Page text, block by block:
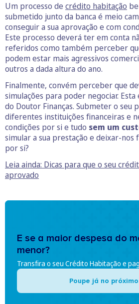
Um processo de crédito habitação
submetido junto da banca é meio
conseguir a sua aprovação e com
Este processo deverá ter em conta
referidos como também perceber
podem estar mais agressivos
outros a dada altura do ano.
Finalmente, convém perceber que
simulações para poder negociar. Esta
do Doutor Finanças. Submeter o seu
diferentes instituições financeiras e
condições por si e tudo sem um
simular a sua prestação e deixar-
por si?
Leia ainda: Dicas para que o seu
aprovado
E se a maior despesa do
menor?
Transfira o seu Crédito Habitação e
Poupe já no